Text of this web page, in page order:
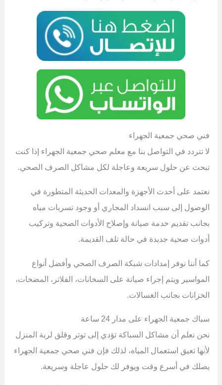
فني صحي جمعية الجهراء
لا تتردد في التواصل بنا مع معلم صحي جمعية الجهراء إذا كنت
تبحث عن حلول سريعة وعاجلة لكل مشاكل الصرف الصحي.
نعتمد على أحدث الأجهزة والمعدات الحديثة المتطورة في
الوصول إلى سبب انسداد المجاري أو وجود تسربات مياه
بجانب تقديم خدمة صيانة وإصلاح الأدوات الصحية وتركيب
أدوات صحية جديدة في حالة تلف القديمة.
كما أننا نوفر إمدادات شبكة الصرف الصحي وأفضل أنواع
المواسير ويتم إجراء صيانة على السخانات، الفلاتر، المضخات،
الخزانات بجانب الغسالات.
سباك جمعية الجهراء على مدار 24 ساعة
نحن نعلم أن مشاكل السباكة تؤدي إلى توتر وقلق لربة المنزل
لأنها تعيق استعمال المياه، لذلك فإن فني صحي جمعية الجهراء
يصلك في أسرع وقت ويوفر لك حلول عاجلة وسريعة.